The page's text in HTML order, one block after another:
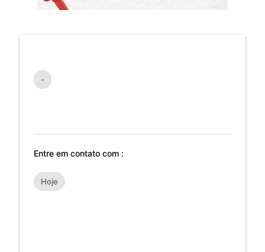
-
Entre em contato com :
Hoje